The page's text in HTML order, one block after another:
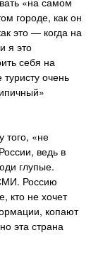
городе, как он
это — когда на
я это
себя на
очень
того, «не
ведь в
глупые.
Россию
кто не хочет
копают
эта страна